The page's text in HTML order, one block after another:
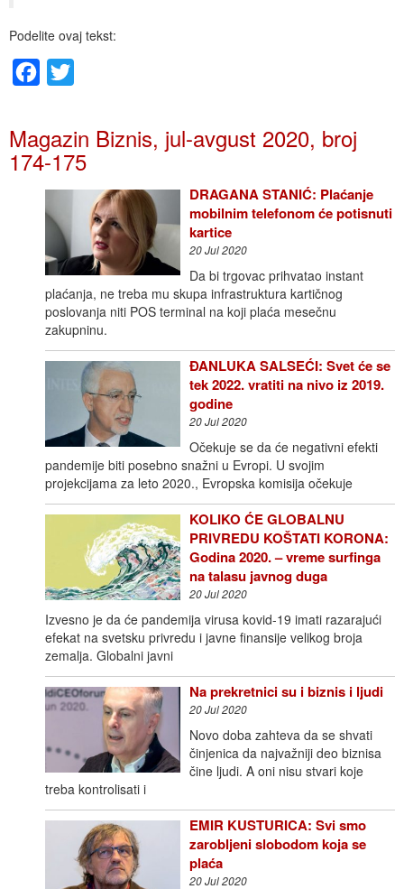
Podelite ovaj tekst:
Facebook
Magazin Biznis, jul-avgust 2020, broj
174-175
DRAGANA STANIĆ: Plaćanje
mobilnim telefonom će potisnuti
kartice
20 Jul 2020
Da bi trgovac prihvatao instant
plaćanja, ne treba mu skupa infrastruktura kartičnog
poslovanja niti POS terminal na koji plaća mesečnu
zakupninu.
ĐANLUKA SALSEĆI: Svet će se
tek 2022. vratiti na nivo iz 2019.
godine
20 Jul 2020
Očekuje se da će negativni efekti
pandemije biti posebno snažni u Evropi. U svojim
projekcijama za leto 2020., Evropska komisija očekuje
KOLIKO ĆE GLOBALNU
PRIVREDU KOŠTATI KORONA:
Godina 2020. – vreme surfinga
na talasu javnog duga
20 Jul 2020
Izvesno je da će pandemija virusa kovid-19 imati razarajući
efekat na svetsku privredu i javne finansije velikog broja
zemalja. Globalni javni
Na prekretnici su i biznis i ljudi
20 Jul 2020
Novo doba zahteva da se shvati
činjenica da najvažniji deo biznisa
čine ljudi. A oni nisu stvari koje
treba kontrolisati i
EMIR KUSTURICA: Svi smo
zarobljeni slobodom koja se
plaća
20 Jul 2020